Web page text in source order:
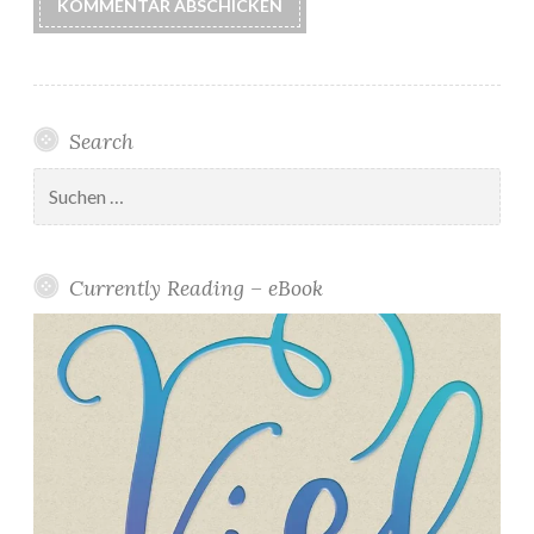
Search
nach:
Currently Reading – eBook